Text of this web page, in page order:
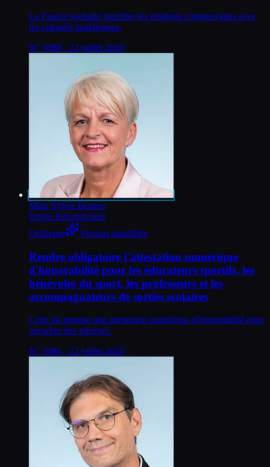
La France souhaite interdire les relations commerciales avec
les colonies israéliennes.
N° 3088 · 22 juillet 2026
Mme Sylvie Bonnet
Droite Républicaine
Ordinaire
Version simplifiée
Rendre obligatoire l'attestation numérique
d'honorabilité pour les éducateurs sportifs, les
bénévoles du sport, les professeurs et les
accompagnateurs de sorties scolaires
Cette loi impose une attestation numérique d'honorabilité pour
encadrer des mineurs.
N° 3086 · 22 juillet 2026